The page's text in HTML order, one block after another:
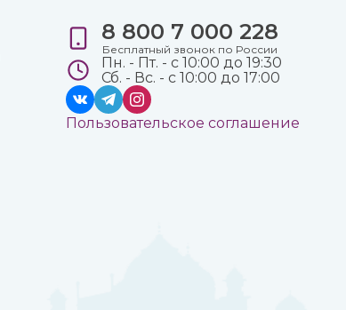
8 800 7 000 228
Бесплатный звонок по России
Пн. - Пт. - с 10:00 до 19:30
Сб. - Вс. - с 10:00 до 17:00
Пользовательское соглашение